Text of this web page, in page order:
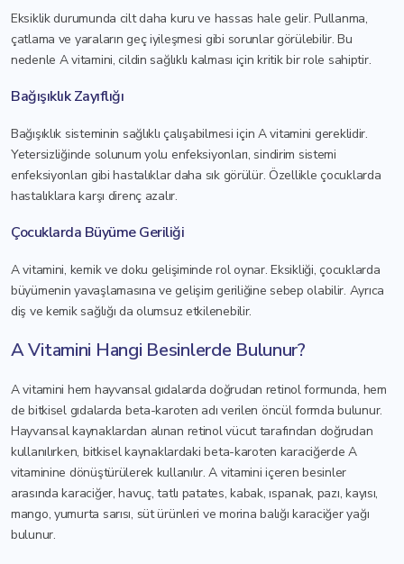
Eksiklik durumunda cilt daha kuru ve hassas hale gelir. Pullanma,
çatlama ve yaraların geç iyileşmesi gibi sorunlar görülebilir. Bu
nedenle A vitamini, cildin sağlıklı kalması için kritik bir role sahiptir.
Bağışıklık Zayıflığı
Bağışıklık sisteminin sağlıklı çalışabilmesi için A vitamini gereklidir.
Yetersizliğinde solunum yolu enfeksiyonları, sindirim sistemi
enfeksiyonları gibi hastalıklar daha sık görülür. Özellikle çocuklarda
hastalıklara karşı direnç azalır.
Çocuklarda Büyüme Geriliği
A vitamini, kemik ve doku gelişiminde rol oynar. Eksikliği, çocuklarda
büyümenin yavaşlamasına ve gelişim geriliğine sebep olabilir. Ayrıca
diş ve kemik sağlığı da olumsuz etkilenebilir.
A Vitamini Hangi Besinlerde Bulunur?
A vitamini hem hayvansal gıdalarda doğrudan retinol formunda, hem
de bitkisel gıdalarda beta-karoten adı verilen öncül formda bulunur.
Hayvansal kaynaklardan alınan retinol vücut tarafından doğrudan
kullanılırken, bitkisel kaynaklardaki beta-karoten karaciğerde A
vitaminine dönüştürülerek kullanılır. A vitamini içeren besinler
arasında karaciğer, havuç, tatlı patates, kabak, ıspanak, pazı, kayısı,
mango, yumurta sarısı, süt ürünleri ve morina balığı karaciğer yağı
bulunur.